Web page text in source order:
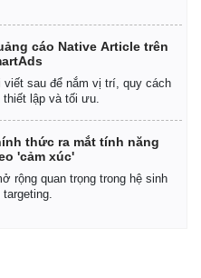
cáo Native Article trên
viết sau để nắm vị trí, quy cách
lập và tối ưu.
thức ra mắt tính năng
'cảm xúc'
rộng quan trọng trong hệ sinh